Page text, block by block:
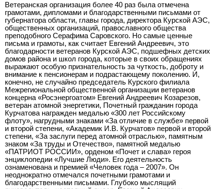
Ветеранская организация более 40 раз была отмечена
грамотами, дипломами и благодарственными письмами от
губернатора области, главы города, директора Курской АЭС,
общественных организаций, православного общества
преподобного Серафима Саровского. Но самые ценные
письма и грамоты, как считает Евгений Андреевич, это
благодарности ветеранов Курской АЭС, подшефных детских
домов района и школ города, которые в своих обращениях
выражают особую признательность за чуткость, доброту и
внимание к пенсионерам и подрастающему поколению. И,
конечно, не случайно председатель Курского филиала
Межрегиональной общественной организации ветеранов
концерна «Росэнергоатом» Евгений Андреевич Козарезов,
ветеран атомной энергетики, Почетный гражданин города
Курчатова награжден медалью «300 лет Российскому
флоту», нагрудными знаками «За отличие в службе» первой
и второй степени, «Академик И.В. Курчатов» первой и второй
степени, «За заслуги перед атомной отраслью», памятным
знаком «За труды и Отечество», памятной медалью
«ПАТРИОТ РОССИИ», орденом «Почет и слава» героя
энциклопедии «Лучшие Люди». Его деятельность
ознаменована и премией «Человек года – 2007». Он
неоднократно отмечался почетными грамотами и
благодарственными письмами. Глубоко мыслящий